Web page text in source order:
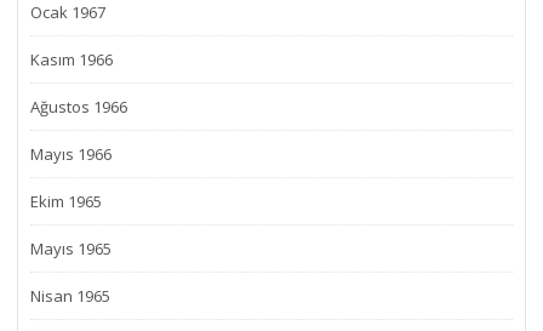
Ocak 1967
Kasım 1966
Ağustos 1966
Mayıs 1966
Ekim 1965
Mayıs 1965
Nisan 1965